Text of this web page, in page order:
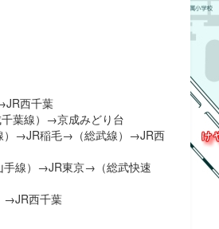
西千葉
葉線）→京成みどり台
）→JR稲毛→（総武線）→JR西
線）→JR東京→（総武快速
→JR西千葉